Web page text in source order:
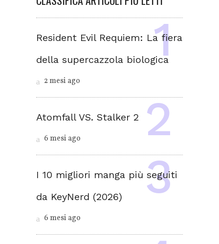
Resident Evil Requiem: La fiera
della supercazzola biologica
2 mesi ago
Atomfall VS. Stalker 2
6 mesi ago
I 10 migliori manga più seguiti
da KeyNerd (2026)
6 mesi ago